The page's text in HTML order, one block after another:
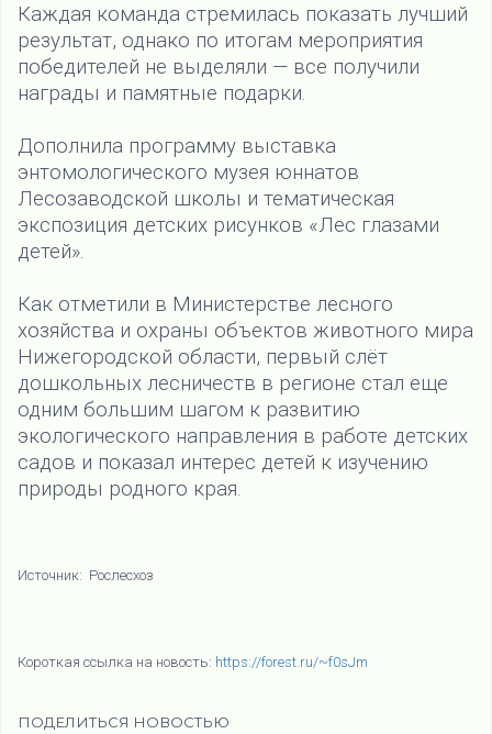
Каждая команда стремилась показать лучший
результат, однако по итогам мероприятия
победителей не выделяли — все получили
награды и памятные подарки.
Дополнила программу выставка
энтомологического музея юннатов
Лесозаводской школы и тематическая
экспозиция детских рисунков «Лес глазами
детей».
Как отметили в Министерстве лесного
хозяйства и охраны объектов животного мира
Нижегородской области, первый слёт
дошкольных лесничеств в регионе стал еще
одним большим шагом к развитию
экологического направления в работе детских
садов и показал интерес детей к изучению
природы родного края.
Источник: Рослесхоз
Короткая ссылка на новость: https://forest.ru/~f0sJm
ПОДЕЛИТЬСЯ НОВОСТЬЮ